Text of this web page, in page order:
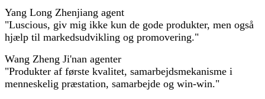
Yang Long Zhenjiang agent
"Luscious, giv mig ikke kun de gode produkter, men også
hjælp til markedsudvikling og promovering."
Wang Zheng Ji'nan agenter
"Produkter af første kvalitet, samarbejdsmekanisme i
menneskelig præstation, samarbejde og win-win."